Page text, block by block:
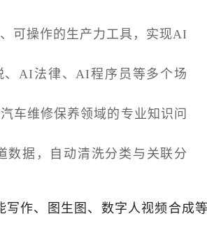
可操作的生产力工具，实现AI
AI法律、AI程序员等多个场
车维修保养领域的专业知识问
数据，自动清洗分类与关联分
作、图生图、数字人视频合成